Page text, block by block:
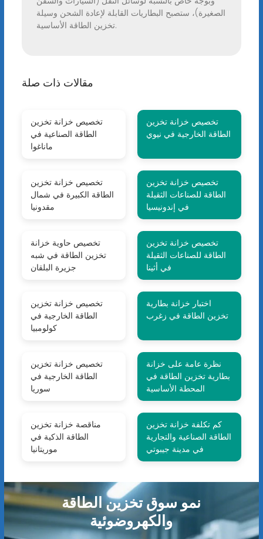
الصغيرة)، ستصبح البطاريات القابلة لإعادة الشحن وسيلة
تخزين الطاقة الأساسية.
مقالات ذات صلة
تخصيص خزانة تخزين
الطاقة الصناعية في
ماناغوا
تخصيص خزانة تخزين
الطاقة الخارجية في نيوي
تخصيص خزانة تخزين
الطاقة الكبيرة في شمال
مقدونيا
تخصيص خزانة تخزين
الطاقة للصناعات الثقيلة
في إندونيسيا
تخصيص حاوية خزانة
تخزين الطاقة في شبه
جزيرة البلقان
تخصيص خزانة تخزين
الطاقة للصناعات الثقيلة
في أثينا
تخصيص خزانة تخزين
الطاقة الخارجية في
كولومبيا
اختبار خزانة بطارية
تخزين الطاقة في زغرب
تخصيص خزانة تخزين
الطاقة الخارجية في
سوريا
نظرة عامة على خزانة
بطارية تخزين الطاقة في
المحطة الأساسية
مناقصة خزانة تخزين
الطاقة الذكية في
موريتانيا
كم تكلفة خزانة تخزين
الطاقة الصناعية والتجارية
في مدينة جيبوتي
نمو سوق تخزين الطاقة
والكهروضوئية